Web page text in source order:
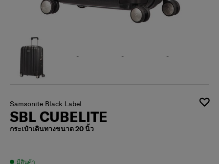
Samsonite Black Label
SBL CUBELITE
กระเป๋าเดินทางขนาด 20 นิ้ว
มีสินค้า